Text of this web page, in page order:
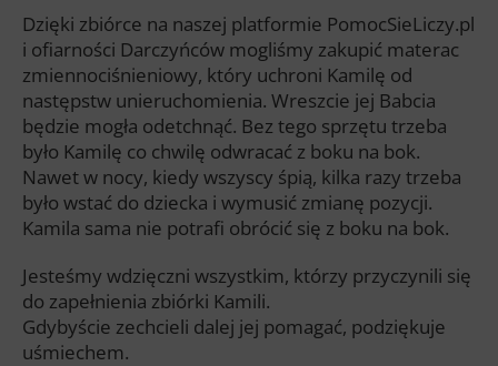
Dzięki zbiórce na naszej platformie PomocSieLiczy.pl
i ofiarności Darczyńców mogliśmy zakupić materac
zmiennociśnieniowy, który uchroni Kamilę od
następstw unieruchomienia. Wreszcie jej Babcia
będzie mogła odetchnąć. Bez tego sprzętu trzeba
było Kamilę co chwilę odwracać z boku na bok.
Nawet w nocy, kiedy wszyscy śpią, kilka razy trzeba
było wstać do dziecka i wymusić zmianę pozycji.
Kamila sama nie potrafi obrócić się z boku na bok.
Jesteśmy wdzięczni wszystkim, którzy przyczynili się
do zapełnienia zbiórki Kamili.
Gdybyście zechcieli dalej jej pomagać, podziękuje
uśmiechem.